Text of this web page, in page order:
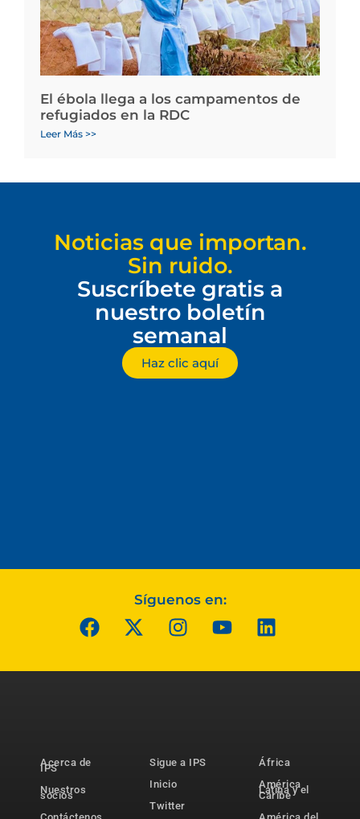
El ébola llega a los campamentos de
refugiados en la RDC
Leer Más >>
Noticias que importan.
Sin ruido.
Suscríbete gratis a
nuestro boletín
semanal
Haz clic aquí
Síguenos en:
Acerca de
IPS
Nuestros
socios
Sigue a IPS
Inicio
Twitter
África
América
Latina y el
Caribe